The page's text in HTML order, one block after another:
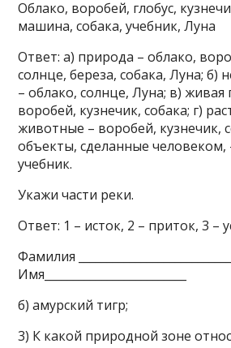
Облако, воробей, глобус,
машина, собака, учебник, Луна
Ответ: а) природа – облако,
солнце, береза, собака, Луна; б)
– облако, солнце, Луна; в) живая
воробей, кузнечик, собака; г)
животные – воробей, кузнечик,
объекты, сделанные человеком,
учебник.
Укажи части реки.
Ответ: 1 – исток, 2 – приток, 3 –
Фамилия ____________________________
Имя_________________________
б) амурский тигр;
3) К какой природной зоне